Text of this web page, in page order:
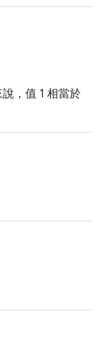
，值 1 相當於